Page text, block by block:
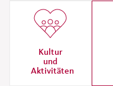
Kultur
und
Aktivitäten